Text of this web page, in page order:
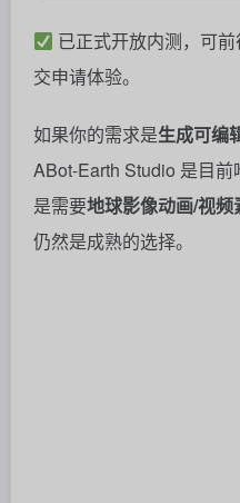
已正式开放内测，可
交申请体验。
如果你的需求是生成可编
ABot-Earth Studio 是目
是需要地球影像动画/视频
仍然是成熟的选择。